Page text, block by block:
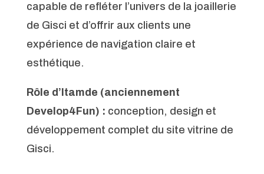
capable de refléter l’univers de la joaillerie
de Gisci et d’offrir aux clients une
expérience de navigation claire et
esthétique.
Rôle d’Itamde (anciennement
Develop4Fun) : conception, design et
développement complet du site vitrine de
Gisci.